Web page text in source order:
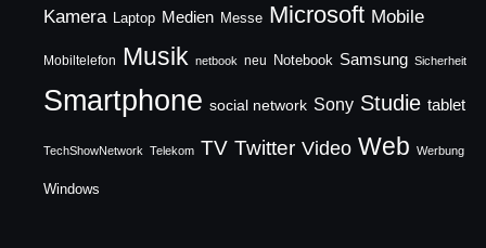
Kamera Laptop Medien Messe Microsoft Mobile
Mobiltelefon Musik netbook neu Notebook Samsung Sicherheit
Smartphone social network Sony Studie tablet
TechShowNetwork Telekom TV Twitter Video Web Werbung
Windows